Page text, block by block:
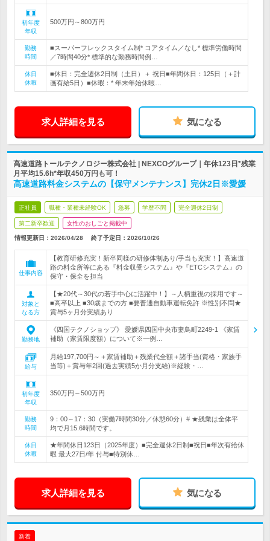
初年度
年収
500万円～800万円
勤務
時間
■スーパーフレックスタイム制* コアタイム／なし* 標準労働時間
／7時間40分* 標準的な勤務時間例…
休日
休暇
■休日：完全週休2日制（土日）＋ 祝日■年間休日：125日（＋計
画有給5日）■休暇：* 年末年始休暇…
求人詳細を見る 気になる
高速道路トールテクノロジー株式会社 | NEXCOグループ｜年休123日*残業
月平均15.6h*年収450万円も可！
高速道路料金システムの【保守メンテナンス】完休2日※愛媛
正社員 職種・業種未経験OK 急募 学歴不問 完全週休2日制
第二新卒歓迎 女性のおしごと掲載中
情報更新日：2026/04/28 終了予定日： 2026/10/26
仕事内容
【教育研修充実！新卒同様の研修体制あり/手当も充実！】高速道
路の料金所等にある『料金収受システム』や『ETCシステム』の
保守・保全を担当
対象と
なる方
【★20代～30代の若手中心に活躍中！】～人柄重視の採用です～
■高卒以上 ■30歳までの方 ■要普通自動車運転免許 ※性別不問★
賞与5ヶ月分実績あり
勤務地
《四国テクノショップ》 愛媛県四国中央市妻鳥町2249-1 《家賃
補助（家賃限度額）について※一例…
給与
月給197,700円～＋家賃補助＋残業代全額＋諸手当(資格・家族手
当等)＋賞与年2回(過去実績5か月分支給)※経験・…
初年度
年収
350万円～500万円
勤務
時間
9：00～17：30（実働7時間30分／休憩60分）# ★残業は全体平
均で月15.6時間です。
休日
休暇
★年間休日123日（2025年度）■完全週休2日制■祝日■年次有給休
暇 最大27日/年 付与■特別休…
求人詳細を見る 気になる
新着